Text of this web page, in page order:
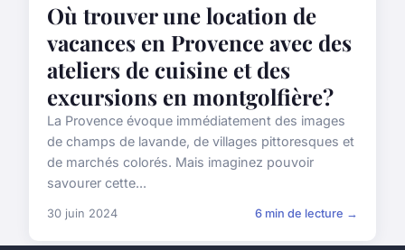
Où trouver une location de
vacances en Provence avec des
ateliers de cuisine et des
excursions en montgolfière?
La Provence évoque immédiatement des images
de champs de lavande, de villages pittoresques et
de marchés colorés. Mais imaginez pouvoir
savourer cette...
30 juin 2024 6 min de lecture →